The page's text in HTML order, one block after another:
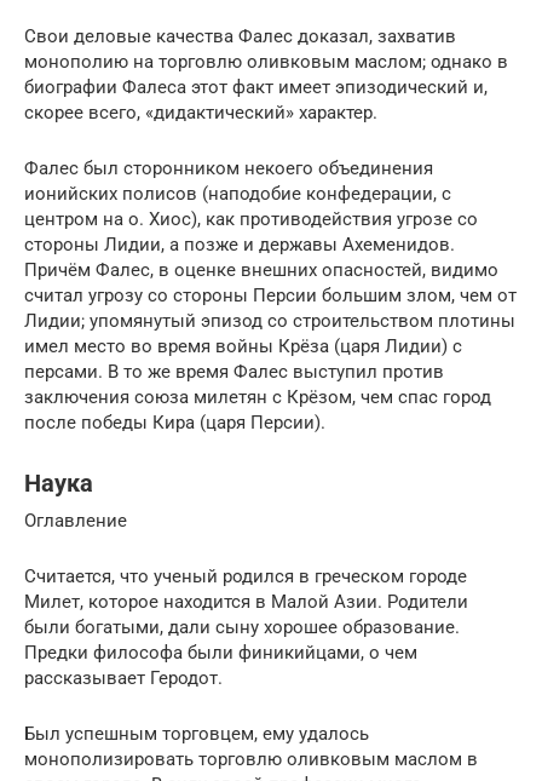
Свои деловые качества Фалес доказал, захватив
монополию на торговлю оливковым маслом; однако в
биографии Фалеса этот факт имеет эпизодический и,
скорее всего, «дидактический» характер.
Фалес был сторонником некоего объединения
ионийских полисов (наподобие конфедерации, с
центром на о. Хиос), как противодействия угрозе со
стороны Лидии, а позже и державы Ахеменидов.
Причём Фалес, в оценке внешних опасностей, видимо
считал угрозу со стороны Персии большим злом, чем от
Лидии; упомянутый эпизод со строительством плотины
имел место во время войны Крёза (царя Лидии) с
персами. В то же время Фалес выступил против
заключения союза милетян с Крёзом, чем спас город
после победы Кира (царя Персии).
Наука
Оглавление
Считается, что ученый родился в греческом городе
Милет, которое находится в Малой Азии. Родители
были богатыми, дали сыну хорошее образование.
Предки философа были финикийцами, о чем
рассказывает Геродот.
Был успешным торговцем, ему удалось
монополизировать торговлю оливковым маслом в